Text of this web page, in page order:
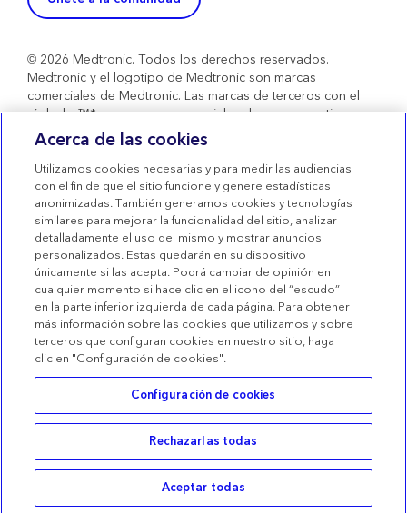
© 2026 Medtronic. Todos los derechos reservados.
Medtronic y el logotipo de Medtronic son marcas
comerciales de Medtronic. Las marcas de terceros con el
símbolo ™* son marcas comerciales de sus respectivos
propietarios. Todas las demás marcas son marcas
comerciales de una compañía de Medtronic. Productos
sanitarios con marcado CE conformes al Real Decreto
1591/2009.
Condiciones de uso
Términos de venta
Declaración de privacidad
Política de Cookies
Configuración de las Cookies
Categorías Cesta
Acerca de las cookies
Utilizamos cookies necesarias y para medir las audiencias
con el fin de que el sitio funcione y genere estadísticas
anonimizadas. También generamos cookies y tecnologías
similares para mejorar la funcionalidad del sitio, analizar
detalladamente el uso del mismo y mostrar anuncios
personalizados. Estas quedarán en su dispositivo
únicamente si las acepta. Podrá cambiar de opinión en
cualquier momento si hace clic en el icono del “escudo”
en la parte inferior izquierda de cada página. Para obtener
más información sobre las cookies que utilizamos y sobre
terceros que configuran cookies en nuestro sitio, haga
clic en "Configuración de cookies".
Configuración de cookies
Rechazarlas todas
Aceptar todas